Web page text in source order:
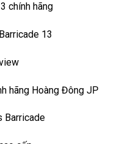
chính hãng
13
hãng Hoàng Đông JP
Barricade